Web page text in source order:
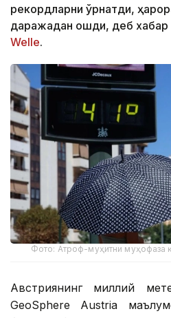
рекордларни ўрнатди,
даражадан ошди, деб хабар
Welle.
Фото: Атроф-муҳитни муҳофаза
Австриянинг миллий
GeoSphere Austria